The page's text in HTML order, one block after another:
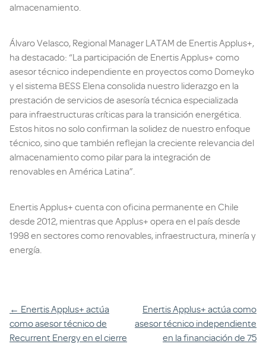
almacenamiento.
Álvaro Velasco, Regional Manager LATAM de Enertis Applus+,
ha destacado: “La participación de Enertis Applus+ como
asesor técnico independiente en proyectos como Domeyko
y el sistema BESS Elena consolida nuestro liderazgo en la
prestación de servicios de asesoría técnica especializada
para infraestructuras críticas para la transición energética.
Estos hitos no solo confirman la solidez de nuestro enfoque
técnico, sino que también reflejan la creciente relevancia del
almacenamiento como pilar para la integración de
renovables en América Latina”.
Enertis Applus+ cuenta con oficina permanente en Chile
desde 2012, mientras que Applus+ opera en el país desde
1998 en sectores como renovables, infraestructura, minería y
energía.
Navegación
entre
← Enertis Applus+ actúa
como asesor técnico de
Recurrent Energy en el cierre
Enertis Applus+ actúa como
asesor técnico independiente
en la financiación de 75